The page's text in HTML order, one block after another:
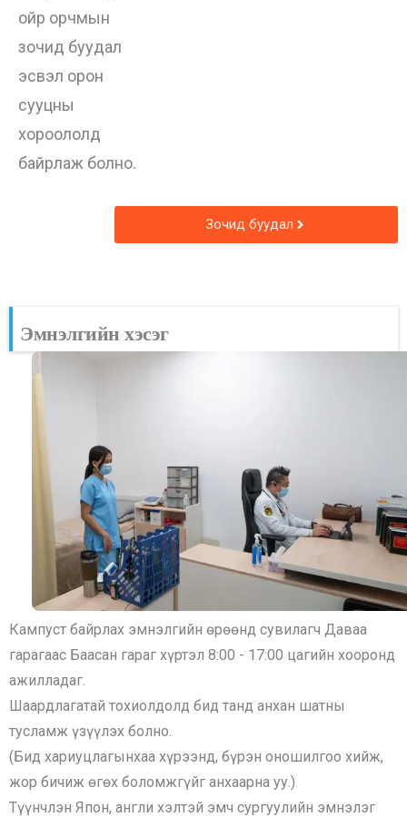
ойр орчмын
зочид буудал
эсвэл орон
сууцны
хороололд
байрлаж болно.
Зочид буудал
Эмнэлгийн хэсэг
Кампуст байрлах эмнэлгийн өрөөнд сувилагч Даваа
гарагаас Баасан гараг хүртэл 8:00 - 17:00 цагийн хооронд
ажилладаг.
Шаардлагатай тохиолдолд бид танд анхан шатны
тусламж үзүүлэх болно.
(Бид хариуцлагынхаа хүрээнд, бүрэн оношилгоо хийж,
жор бичиж өгөх боломжгүйг анхаарна уу.)
Түүнчлэн Япон, англи хэлтэй эмч сургуулийн эмнэлэг